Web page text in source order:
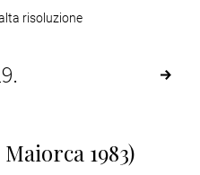
risoluzione
1983)